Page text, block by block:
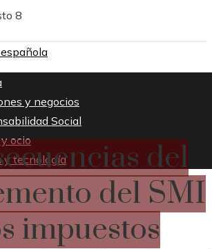
8
y negocios
Social
ocio
y tecnología
del
del SMI
impuestos